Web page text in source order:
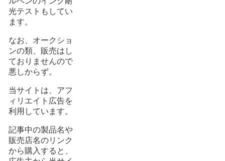
光テストもしてい
ます。
なお、オークショ
ンの類、販売はし
ておりませんので
悪しからず。
当サイトは、アフ
ィリエイト広告を
利用しています。
記事中の製品名や
販売店名のリンク
から購入すると、